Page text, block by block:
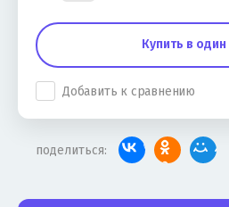
Купить в
Добавить к сравнению
поделиться: